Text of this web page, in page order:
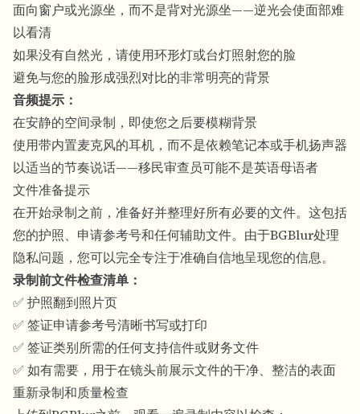
面向窗户或光源坐，而不是背对光源坐——逆光会使面部难
以看清
如果没有自然光，请使用环形灯或台灯照射您的脸
避免与您的脸形成强烈对比的非常明亮的背景
音频提示：
在安静的空间录制，即使您之后要模糊背景
使用带内置麦克风的耳机，而不是依赖笔记本或手机扬声器
以适当的节奏说话——移民审查员可能不是英语母语者
文件准备提示
在开始录制之前，准备好并整理好所有必要的文件。这包括
您的护照、申请参考号和任何辅助文件。由于BGBlur处理
隐私问题，您可以完全专注于准确自信地呈现您的信息。
录制前文件检查清单：
✅ 护照翻到照片页
✅ 签证申请参考号清晰书写或打印
✅ 签证类别所需的任何支持信件或财务文件
✅ 如有需要，用于在镜头前展示文件的干净、整洁的表面
重新录制和质量检查